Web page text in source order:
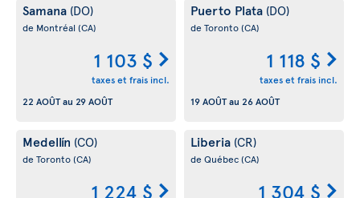
Samana (DO)
de Montréal (CA)
1 103 $
taxes et frais incl.
22 AOÛTau 29 AOÛT
Puerto Plata (DO)
de Toronto(CA)
1 118 $
taxes et frais incl.
19 AOÛTau 26 AOÛT
Medellín (CO)
de Toronto(CA)
1 224 $
Liberia (CR)
de Québec(CA)
1 304 $